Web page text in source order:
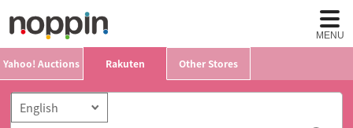
MENU
Yahoo! Auctions Rakuten Other Stores